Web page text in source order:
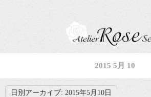
2015 5月 10
日別アーカイブ: 2015年5月10日